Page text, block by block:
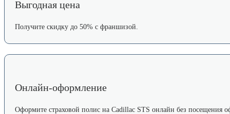
Выгодная цена
Получите скидку до 50% с франшизой.
Онлайн-оформление
Оформите страховой полис на Cadillac STS онлайн без посещения